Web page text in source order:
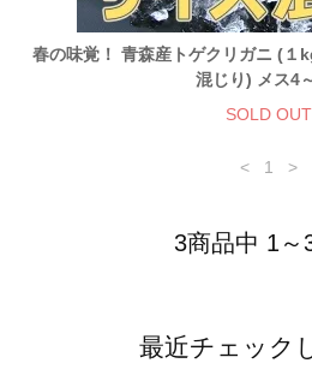
春の味覚！ 青森産トゲクリガニ (１
混じり) メス4
SOLD OUT
< 1 >
3商品中 1～
最近チェック